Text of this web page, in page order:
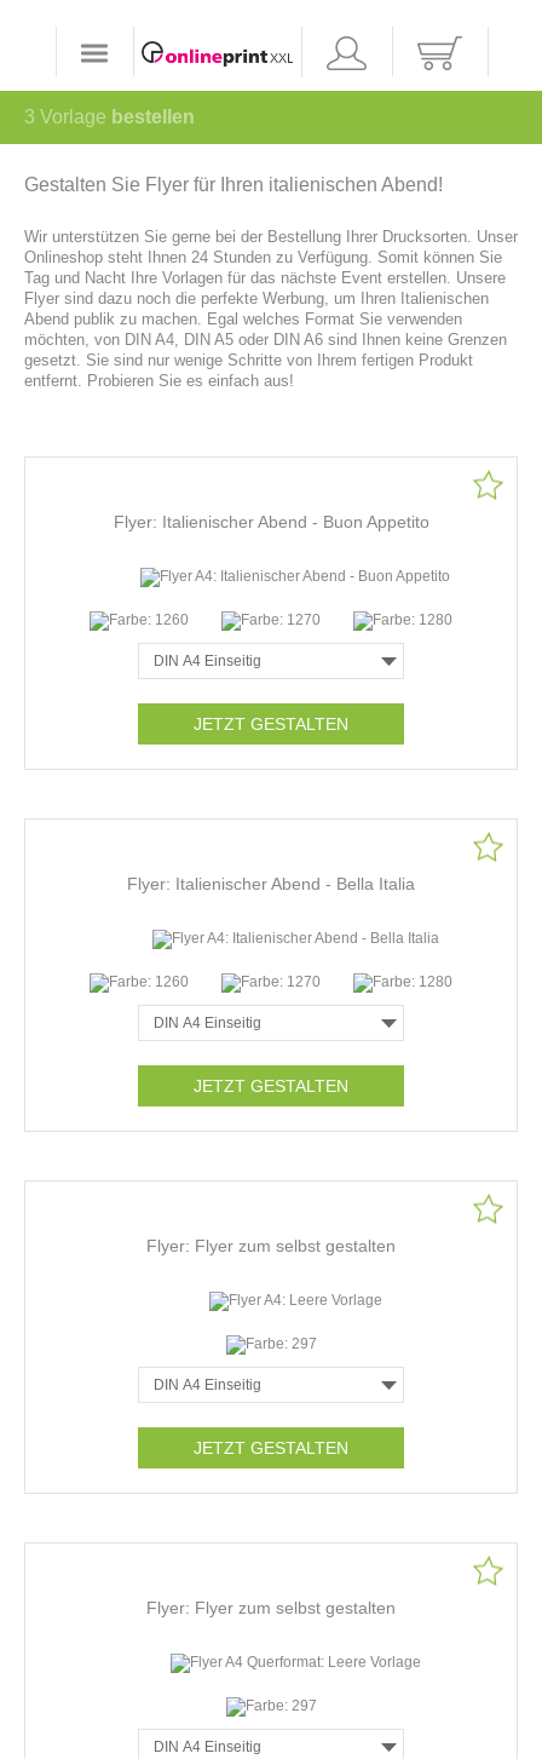
3 Vorlage bestellen
Gestalten Sie Flyer für Ihren italienischen Abend!
Wir unterstützen Sie gerne bei der Bestellung Ihrer Drucksorten. Unser
Onlineshop steht Ihnen 24 Stunden zu Verfügung. Somit können Sie
Tag und Nacht Ihre Vorlagen für das nächste Event erstellen. Unsere
Flyer sind dazu noch die perfekte Werbung, um Ihren Italienischen
Abend publik zu machen. Egal welches Format Sie verwenden
möchten, von DIN A4, DIN A5 oder DIN A6 sind Ihnen keine Grenzen
gesetzt. Sie sind nur wenige Schritte von Ihrem fertigen Produkt
entfernt. Probieren Sie es einfach aus!
Flyer: Italienischer Abend - Buon Appetito
JETZT GESTALTEN
Flyer: Italienischer Abend - Bella Italia
JETZT GESTALTEN
Flyer: Flyer zum selbst gestalten
JETZT GESTALTEN
Flyer: Flyer zum selbst gestalten